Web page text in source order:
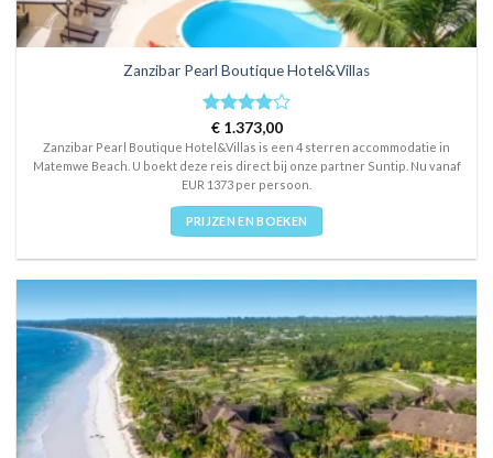
Zanzibar Pearl Boutique Hotel&Villas
Rated4
out of 5
€1.373,00
Zanzibar Pearl Boutique Hotel&Villas is een 4 sterren accommodatie in
Matemwe Beach. U boekt deze reis direct bij onze partner Suntip. Nu vanaf
EUR 1373 per persoon.
PRIJZEN EN BOEKEN